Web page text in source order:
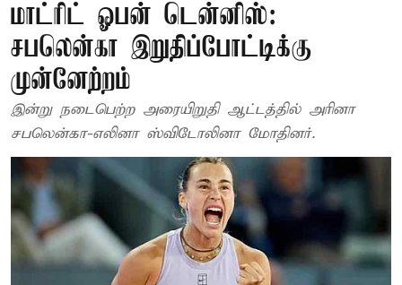
மாட்ரிட் ஓபன் டென்னிஸ்:
சபலென்கா இறுதிப்போட்டிக்கு
முன்னேற்றம்
இன்று நடைபெற்ற அரையிறுதி ஆட்டத்தில் அரினா
சபலென்கா-எலினா ஸ்விடோலினா மோதினர்.